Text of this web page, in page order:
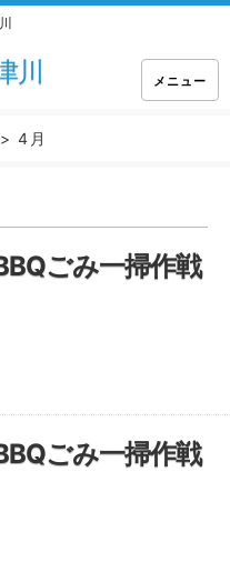
川 メニュー
> 4月
ごみ一掃作戦
ごみ一掃作戦